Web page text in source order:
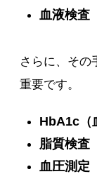
血液検査
さらに、その
重要です。
HbA1c（
脂質検査
血圧測定